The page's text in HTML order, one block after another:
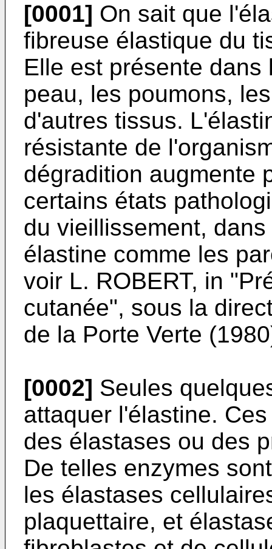
[0001] On sait que
fibreuse élastique du
Elle est présente
peau, les poumons,
d'autres tissus.
résistante de
dégradition augmente
certains états
du vieillissement,
élastine comme les
voir L. ROBERT, in
cutanée", sous la
de la Porte Verte
[0002] Seules
attaquer l'élastine.
des élastases ou des
De telles enzymes
les élastases
plaquettaire, et